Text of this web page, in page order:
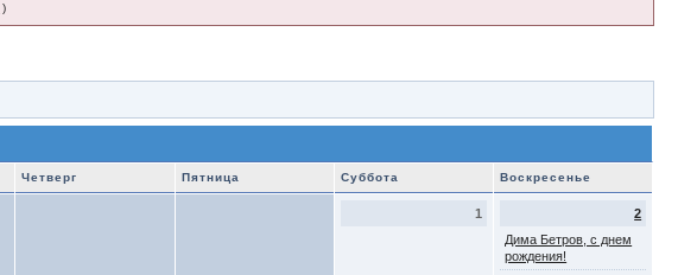
)
Четверг Пятница Суббота Воскресенье
1
2
Дима Бетров, с днем
рождения!